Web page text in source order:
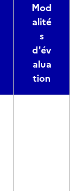
Mod
alité
s
d'év
alua
tion